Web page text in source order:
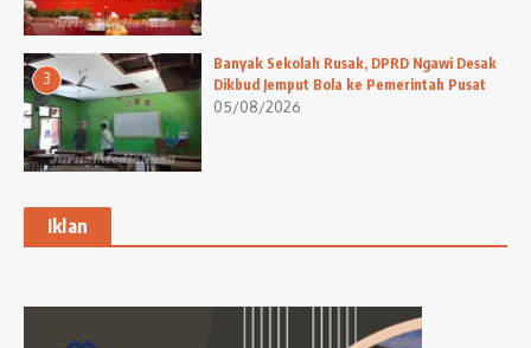
3
Banyak Sekolah Rusak, DPRD Ngawi Desak
Dikbud Jemput Bola ke Pemerintah Pusat
05/08/2026
Iklan